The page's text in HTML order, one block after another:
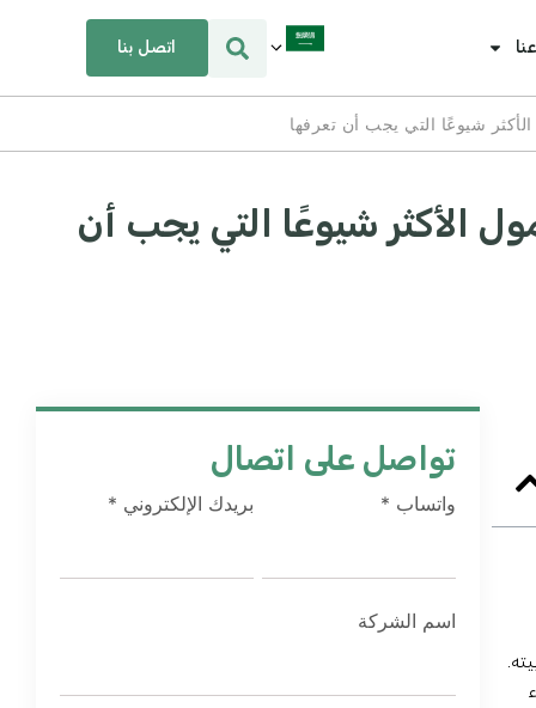
اتصل بنا
الأكثر شيوعًا التي يجب أن
تواصل على اتصال
واتساب * بريدك الإلكتروني *
اسم الشركة